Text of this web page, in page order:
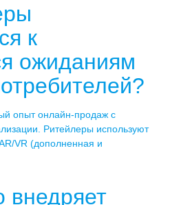
к
ожиданиям
опыт онлайн-продаж с
Ритейлеры используют
VR (дополненная и
внедряет